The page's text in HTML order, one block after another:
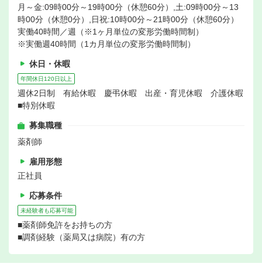
月～金:09時00分～19時00分（休憩60分）,土:09時00分～13
時00分（休憩0分）,日祝:10時00分～21時00分（休憩60分）
実働40時間／週（※1ヶ月単位の変形労働時間制）
※実働週40時間（1カ月単位の変形労働時間制）
休日・休暇
年間休日120日以上
週休2日制 有給休暇 慶弔休暇 出産・育児休暇 介護休暇
■特別休暇
募集職種
薬剤師
雇用形態
正社員
応募条件
未経験者も応募可能
■薬剤師免許をお持ちの方
■調剤経験（薬局又は病院）有の方